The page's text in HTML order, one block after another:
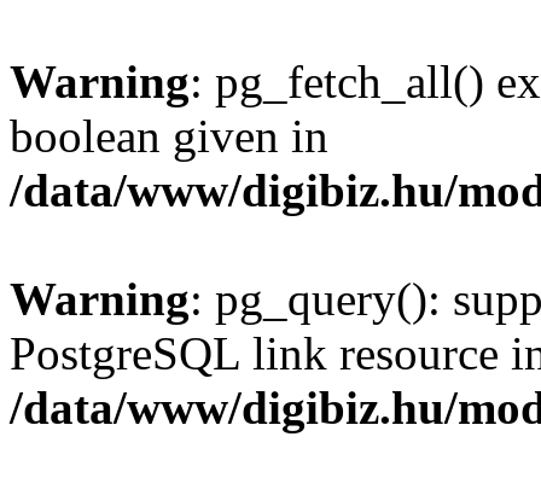
Warning: pg_fetch_all()
boolean given in
/data/www/digibiz.hu/
Warning: pg_query():
PostgreSQL link resource
/data/www/digibiz.hu/